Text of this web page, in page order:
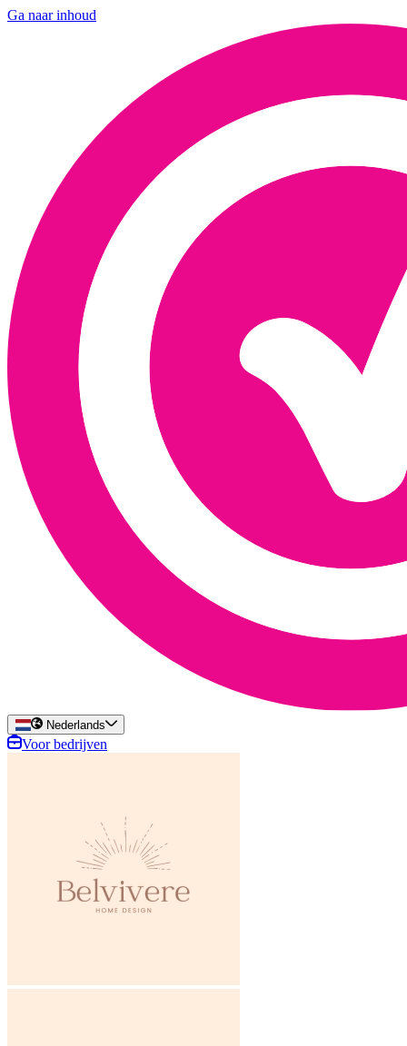
Ga naar inhoud
Nederlands
Voor bedrijven